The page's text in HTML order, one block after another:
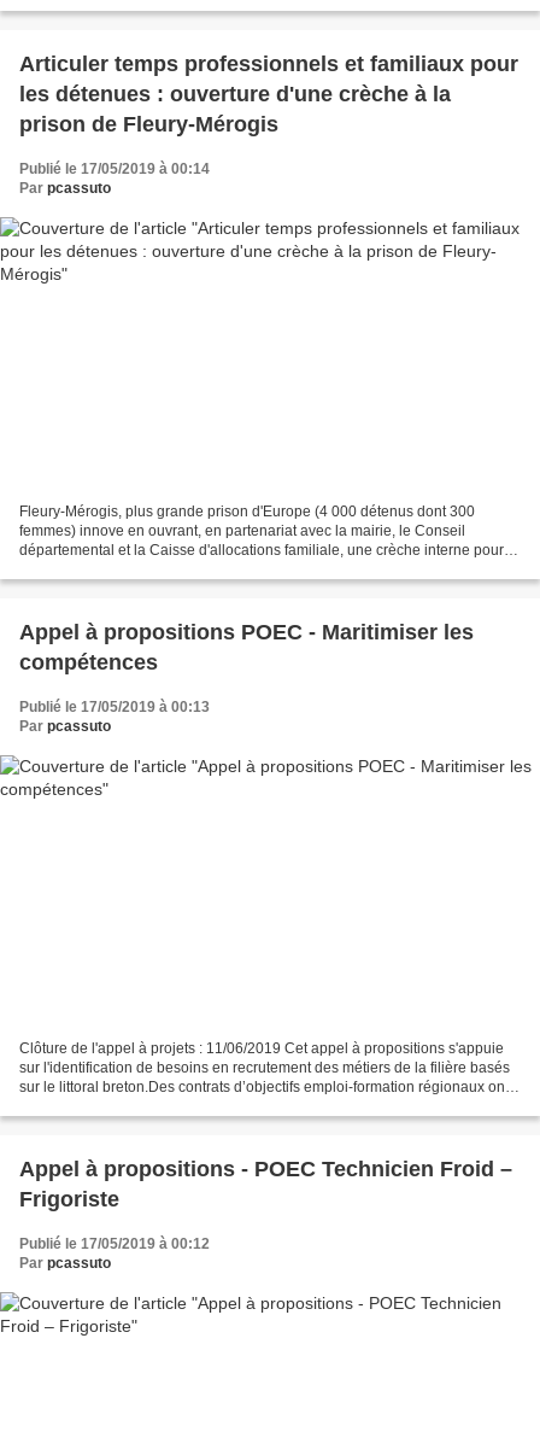
Articuler temps professionnels et familiaux pour
les détenues : ouverture d'une crèche à la
prison de Fleury-Mérogis
Publié le 17/05/2019 à 00:14
Par pcassuto
Fleury-Mérogis, plus grande prison d'Europe (4 000 détenus dont 300
femmes) innove en ouvrant, en partenariat avec la mairie, le Conseil
départemental et la Caisse d'allocations familiale, une crèche interne pour
Appel à propositions POEC - Maritimiser les
compétences
Publié le 17/05/2019 à 00:13
Par pcassuto
Clôture de l'appel à projets : 11/06/2019 Cet appel à propositions s'appuie
sur l'identification de besoins en recrutement des métiers de la filière basés
sur le littoral breton.Des contrats d’objectifs emploi-formation régionaux ont
Appel à propositions - POEC Technicien Froid –
Frigoriste
Publié le 17/05/2019 à 00:12
Par pcassuto